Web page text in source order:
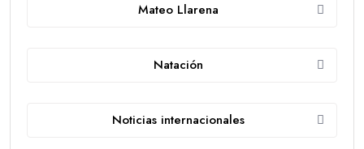
Mateo Llarena
Natación
Noticias internacionales